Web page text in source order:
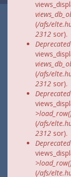
(/afs/
2312 sor).
(/afs/
2312 sor).
(/afs/
2312 sor).
(/afs/